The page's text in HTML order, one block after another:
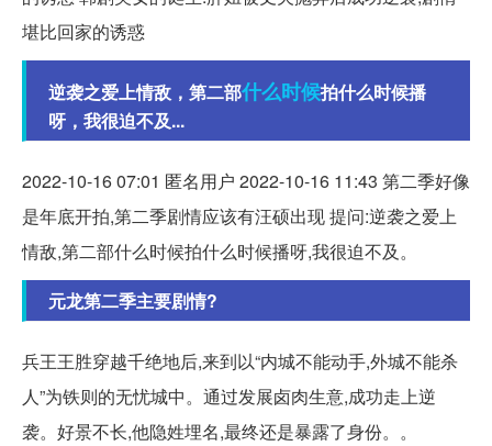
堪比回家的诱惑
逆袭之爱上情敌，第二部什么时候拍什么时候播
呀，我很迫不及...
2022-10-16 07:01 匿名用户 2022-10-16 11:43 第二季好像
是年底开拍,第二季剧情应该有汪硕出现 提问:逆袭之爱上
情敌,第二部什么时候拍什么时候播呀,我很迫不及。
元龙第二季主要剧情?
兵王王胜穿越千绝地后,来到以“内城不能动手,外城不能杀
人”为铁则的无忧城中。通过发展卤肉生意,成功走上逆
袭。好景不长,他隐姓埋名,最终还是暴露了身份。。